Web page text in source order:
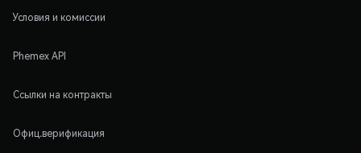
Условия и комиссии
Phemex API
Ссылки на контракты
Офиц.верификация